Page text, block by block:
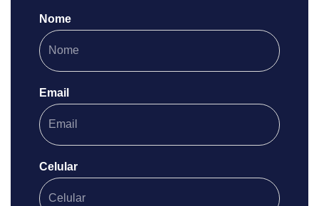
Nome
Email
Celular